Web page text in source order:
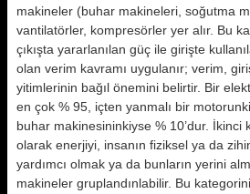
makineler (buhar ma­kineleri, soğutma
vantilatörler, kompresörler yer alır. Bu
çı­kışta yararlanılan güç ile girişte
olan ve­rim kavramı uygulanır; verim,
yitimlerinin bağıl öne­mini belirtir. Bir
en çok % 95, içten yanmalı bir
buhar makinesininkiyse % 10’dur. İkinci
olarak enerjiyi, insa­nın fiziksel ya da
yardımcı olmak ya da bunların ye­rini
makineler gruplandınlabilir. Bu